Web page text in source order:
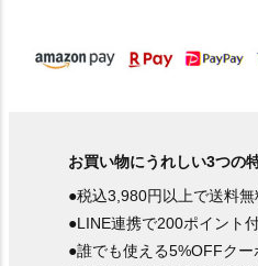
お買い物にうれしい3つの
●税込3,980円以上で送料
●LINE連携で200ポイント
●誰でも使える5%OFFク